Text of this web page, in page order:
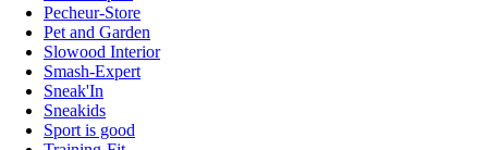
Pecheur-Store
Pet and Garden
Slowood Interior
Smash-Expert
Sneak'In
Sneakids
Sport is good